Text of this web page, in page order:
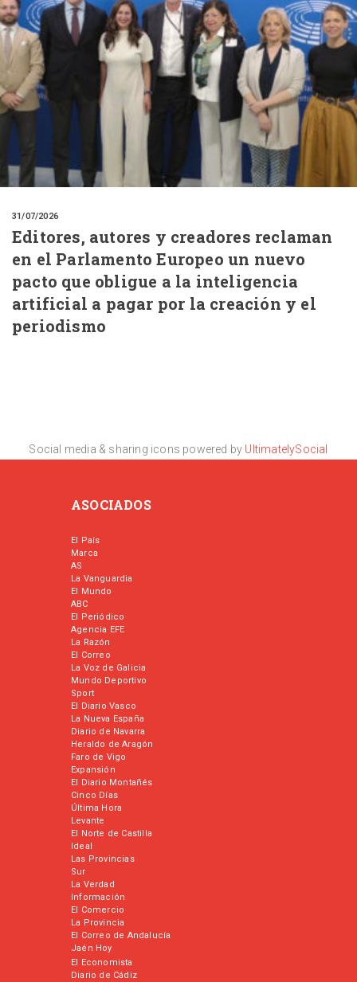
31/07/2026
Editores, autores y creadores reclaman
en el Parlamento Europeo un nuevo
pacto que obligue a la inteligencia
artificial a pagar por la creación y el
periodismo
Social media & sharing icons powered by UltimatelySocial
ASOCIADOS
El País
Marca
AS
La Vanguardia
El Mundo
ABC
El Periódico
Agencia EFE
La Razón
El Correo
La Voz de Galicia
Mundo Deportivo
Sport
El Diario Vasco
La Nueva España
Diario de Navarra
Heraldo de Aragón
Faro de Vigo
Expansión
El Diario Montañés
Cinco Días
Última Hora
Levante
El Norte de Castilla
Ideal
Las Provincias
Sur
La Verdad
Información
El Comercio
La Provincia
El Correo de Andalucía
Jaén Hoy
El Economista
Diario de Cádiz